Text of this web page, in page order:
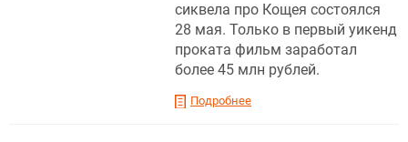
сиквела про Кощея состоялся
28 мая. Только в первый уикенд
проката фильм заработал
более 45 млн рублей.
Подробнее